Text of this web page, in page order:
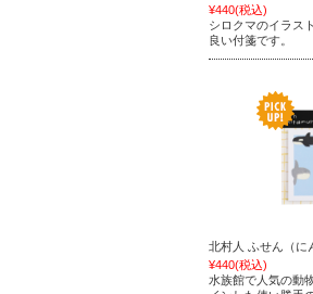
¥440(税込)
シロクマのイラス
良い付箋です。
北村人 ふせん（に
¥440(税込)
水族館で人気の動